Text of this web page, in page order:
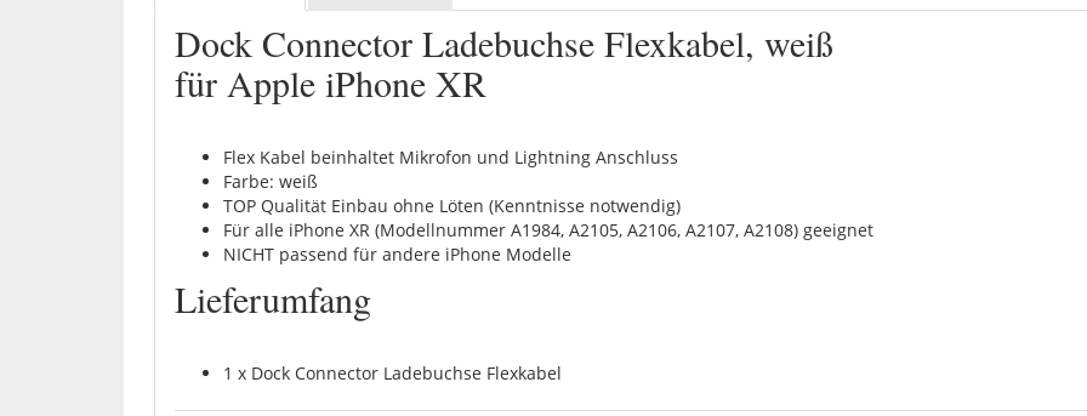
Dock Connector Ladebuchse Flexkabel, weiß
für Apple iPhone XR
Flex Kabel beinhaltet Mikrofon und Lightning Anschluss
Farbe: weiß
TOP Qualität Einbau ohne Löten (Kenntnisse notwendig)
Für alle iPhone XR (Modellnummer A1984, A2105, A2106, A2107, A2108) geeignet
NICHT passend für andere iPhone Modelle
Lieferumfang
1 x Dock Connector Ladebuchse Flexkabel